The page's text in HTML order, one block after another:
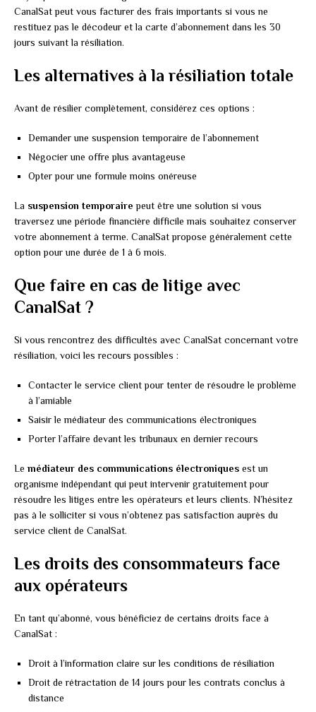
CanalSat peut vous facturer des frais importants si vous ne
restituez pas le décodeur et la carte d’abonnement dans les 30
jours suivant la résiliation.
Les alternatives à la résiliation totale
Avant de résilier complètement, considérez ces options :
Demander une suspension temporaire de l’abonnement
Négocier une offre plus avantageuse
Opter pour une formule moins onéreuse
La suspension temporaire peut être une solution si vous
traversez une période financière difficile mais souhaitez conserver
votre abonnement à terme. CanalSat propose généralement cette
option pour une durée de 1 à 6 mois.
Que faire en cas de litige avec
CanalSat ?
Si vous rencontrez des difficultés avec CanalSat concernant votre
résiliation, voici les recours possibles :
Contacter le service client pour tenter de résoudre le problème
à l’amiable
Saisir le médiateur des communications électroniques
Porter l’affaire devant les tribunaux en dernier recours
Le médiateur des communications électroniques est un
organisme indépendant qui peut intervenir gratuitement pour
résoudre les litiges entre les opérateurs et leurs clients. N’hésitez
pas à le solliciter si vous n’obtenez pas satisfaction auprès du
service client de CanalSat.
Les droits des consommateurs face
aux opérateurs
En tant qu’abonné, vous bénéficiez de certains droits face à
CanalSat :
Droit à l’information claire sur les conditions de résiliation
Droit de rétractation de 14 jours pour les contrats conclus à
distance